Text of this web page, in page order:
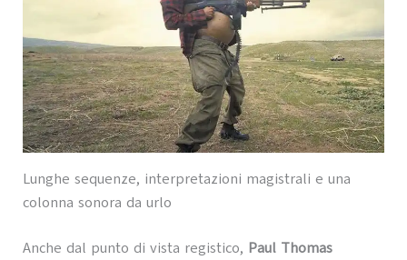
Lunghe sequenze, interpretazioni magistrali e una
colonna sonora da urlo
Anche dal punto di vista registico, Paul Thomas